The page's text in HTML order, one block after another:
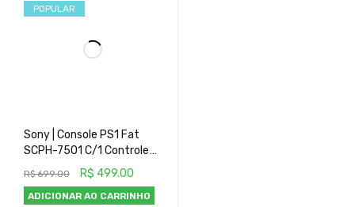
POPULAR
Sony | Console PS1 Fat
SCPH-7501 C/1 Controle
Original - Desbloqueado
R$699.00 R$ 499.00
ADICIONAR AO CARRINHO